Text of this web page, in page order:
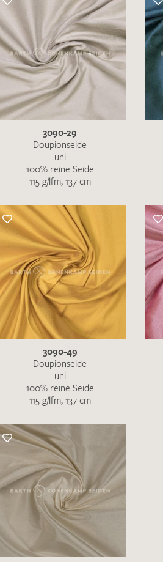
Daten zur Beantwortung meiner
SENDEN
3090-29
Doupionseide
uni
100% reine Seide
115 g/lfm, 137 cm
3090-49
Doupionseide
uni
100% reine Seide
115 g/lfm, 137 cm